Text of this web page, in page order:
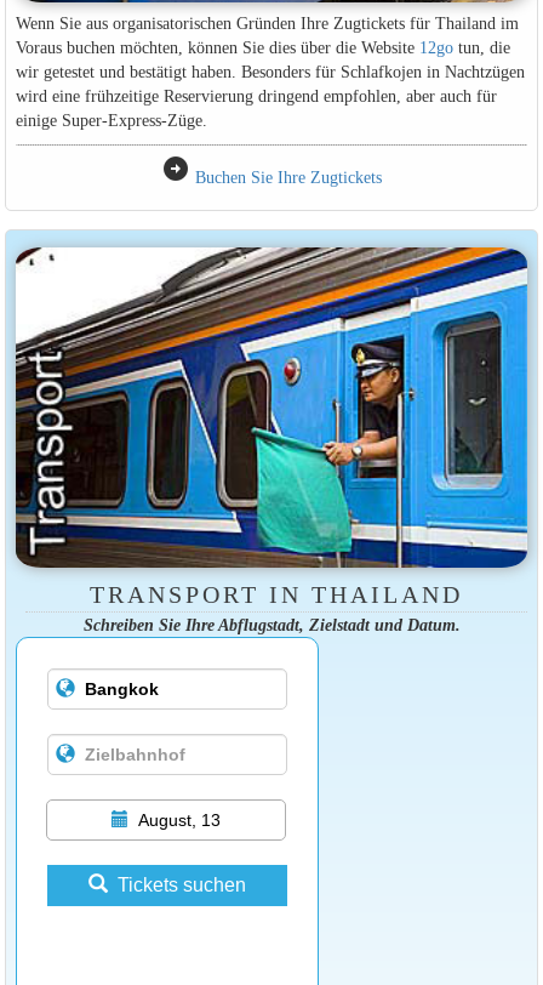
Wenn Sie aus organisatorischen Gründen Ihre Zugtickets für Thailand im
Voraus buchen möchten, können Sie dies über die Website 12gotun, die
wir getestet und bestätigt haben. Besonders für Schlafkojen in Nachtzügen
wird eine frühzeitige Reservierung dringend empfohlen, aber auch für
einige Super-Express-Züge.
arrow_circle_right Buchen Sie Ihre Zugtickets
TRANSPORT IN THAILAND
Schreiben Sie Ihre Abflugstadt, Zielstadt und Datum.
August, 13
Tickets suchen